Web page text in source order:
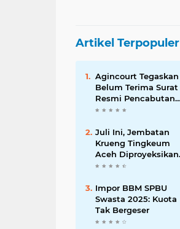
Artikel Terpopuler
Agincourt Tegaskan
Belum Terima Surat
Resmi Pencabutan
Izin Tambang Emas
Juli Ini, Jembatan
Krueng Tingkeum
Aceh Diproyeksikan
Tuntas
Impor BBM SPBU
Swasta 2025: Kuota
Tak Bergeser